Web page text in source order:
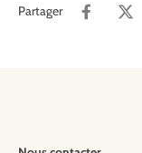
Partager